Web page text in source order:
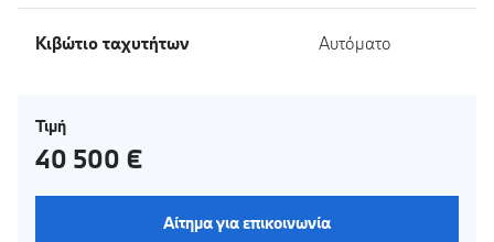
Κιβώτιο ταχυτήτων Αυτόματο
Τιμή
40 500 €
Αίτημα για επικοινωνία